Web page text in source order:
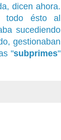
dicen ahora.
todo ésto al
sucediendo
gestionaban
"subprimes"